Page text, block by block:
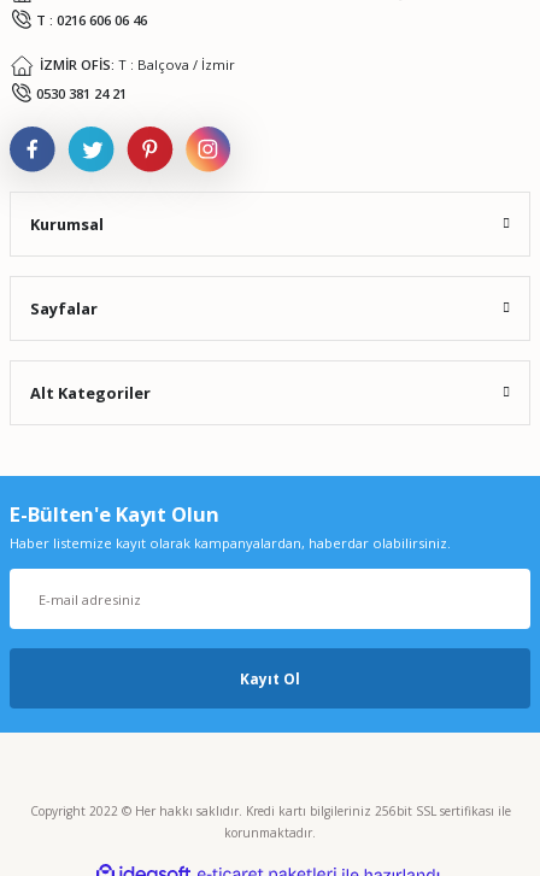
T : 0216 606 06 46
İZMİR OFİS: T : Balçova / İzmir
0530 381 24 21
Kurumsal
Sayfalar
Alt Kategoriler
E-Bülten'e Kayıt Olun
Haber listemize kayıt olarak kampanyalardan, haberdar olabilirsiniz.
Kayıt Ol
Copyright 2022 © Her hakkı saklıdır. Kredi kartı bilgileriniz 256bit SSL sertifikası ile
korunmaktadır.
ideasoft